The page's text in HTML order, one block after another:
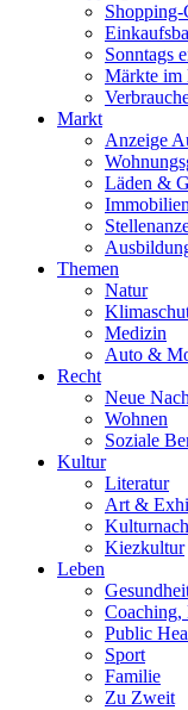
Shopping-
Sonntags
Märkte im
Markt
Anzeige
Läden &
Themen
Natur
Medizin
Auto &
Recht
Neue
Wohnen
Soziale
Kultur
Literatur
Art &
Kiezkultur
Leben
Public
Sport
Familie
Zu Zweit